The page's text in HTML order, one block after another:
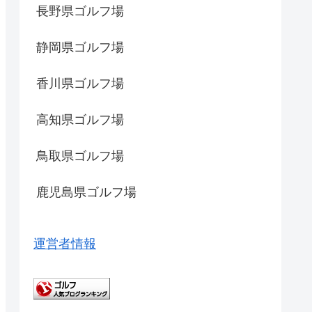
長野県ゴルフ場
静岡県ゴルフ場
香川県ゴルフ場
高知県ゴルフ場
鳥取県ゴルフ場
鹿児島県ゴルフ場
運営者情報